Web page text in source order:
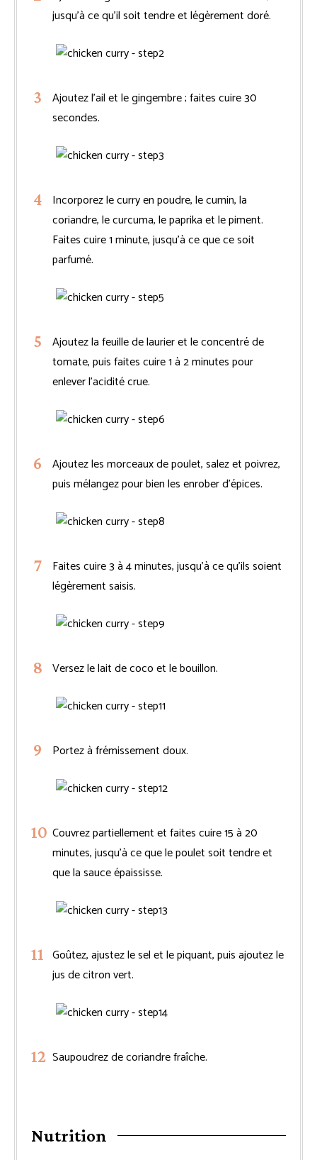
jusqu’à ce qu’il soit tendre et légèrement doré.
Ajoutez l’ail et le gingembre ; faites cuire 30
secondes.
Incorporez le curry en poudre, le cumin, la
coriandre, le curcuma, le paprika et le piment.
Faites cuire 1 minute, jusqu’à ce que ce soit
parfumé.
Ajoutez la feuille de laurier et le concentré de
tomate, puis faites cuire 1 à 2 minutes pour
enlever l’acidité crue.
Ajoutez les morceaux de poulet, salez et poivrez,
puis mélangez pour bien les enrober d’épices.
Faites cuire 3 à 4 minutes, jusqu’à ce qu’ils soient
légèrement saisis.
Versez le lait de coco et le bouillon.
Portez à frémissement doux.
Couvrez partiellement et faites cuire 15 à 20
minutes, jusqu’à ce que le poulet soit tendre et
que la sauce épaississe.
Goûtez, ajustez le sel et le piquant, puis ajoutez le
jus de citron vert.
Saupoudrez de coriandre fraîche.
Nutrition